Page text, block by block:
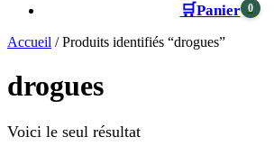
🛒Panier 0
Accueil / Produits identifiés “drogues”
drogues
Voici le seul résultat